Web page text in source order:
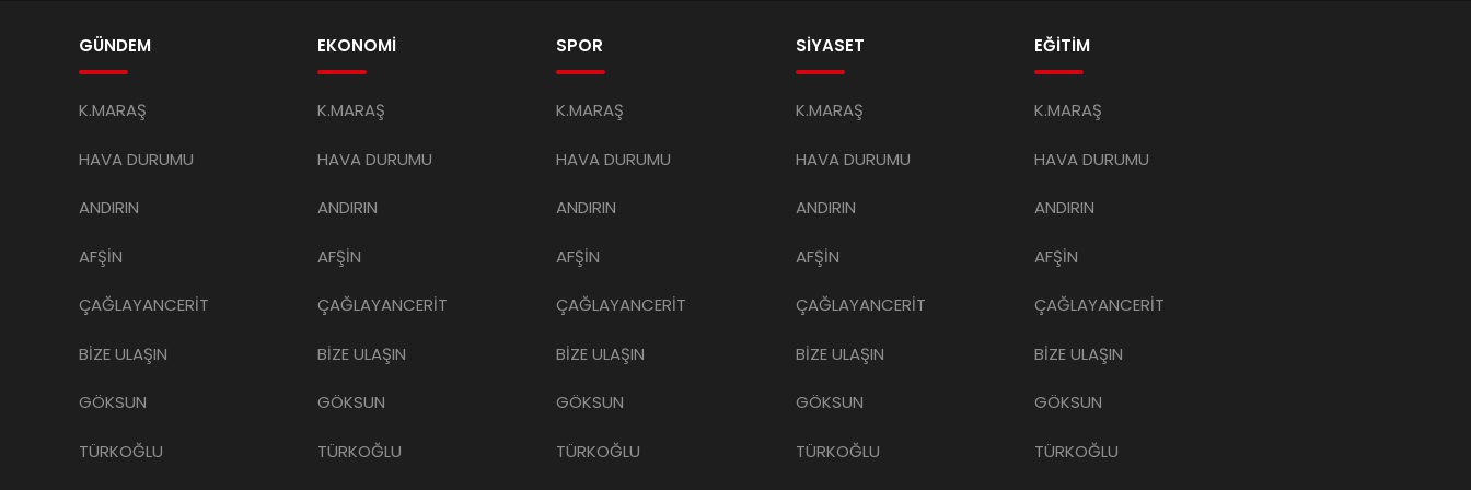
GÜNDEM
K.MARAŞ
HAVA DURUMU
ANDIRIN
AFŞİN
ÇAĞLAYANCERİT
BİZE ULAŞIN
GÖKSUN
TÜRKOĞLU
EKONOMİ
K.MARAŞ
HAVA DURUMU
ANDIRIN
AFŞİN
ÇAĞLAYANCERİT
BİZE ULAŞIN
GÖKSUN
TÜRKOĞLU
SPOR
K.MARAŞ
HAVA DURUMU
ANDIRIN
AFŞİN
ÇAĞLAYANCERİT
BİZE ULAŞIN
GÖKSUN
TÜRKOĞLU
SİYASET
K.MARAŞ
HAVA DURUMU
ANDIRIN
AFŞİN
ÇAĞLAYANCERİT
BİZE ULAŞIN
GÖKSUN
TÜRKOĞLU
EĞİTİM
K.MARAŞ
HAVA DURUMU
ANDIRIN
AFŞİN
ÇAĞLAYANCERİT
BİZE ULAŞIN
GÖKSUN
TÜRKOĞLU